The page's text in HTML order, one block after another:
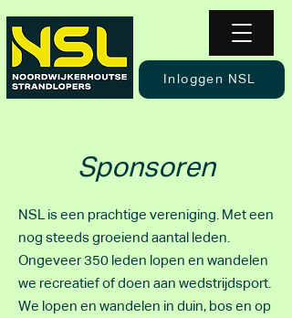
Inloggen NSL
Sponsoren
NSL is een prachtige vereniging. Met een
nog steeds groeiend aantal leden.
Ongeveer 350 leden lopen en wandelen
we recreatief of doen aan wedstrijdsport.
We lopen en wandelen in duin, bos en op